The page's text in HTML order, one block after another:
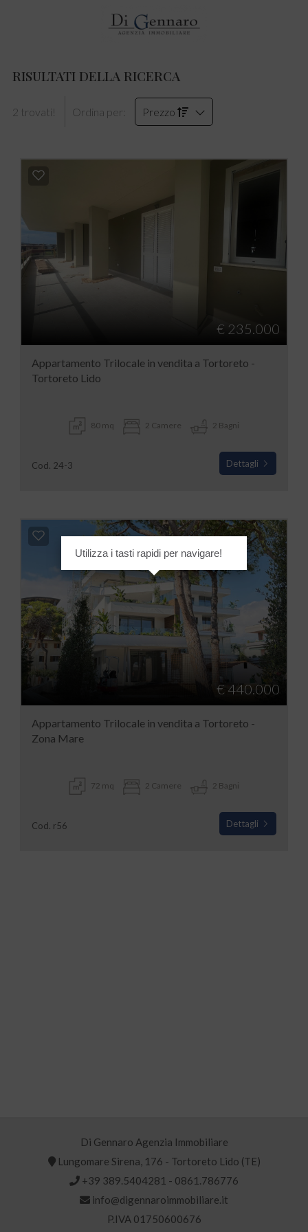
RISULTATI DELLA RICERCA
2 trovati! Ordina per: Prezzo
€ 235.000
Appartamento Trilocale in vendita a Tortoreto -
Tortoreto Lido
80 mq 2 Camere 2 Bagni
Cod. 24-3 Dettagli
€ 440.000
Appartamento Trilocale in vendita a Tortoreto -
Zona Mare
72 mq 2 Camere 2 Bagni
Cod. r56 Dettagli
Di Gennaro Agenzia Immobiliare
Lungomare Sirena, 176 - Tortoreto Lido (TE)
+39 389.5404281 - 0861.786776
info@digennaroimmobiliare.it
P.IVA 01750600676
Utilizza i tasti rapidi per navigare!